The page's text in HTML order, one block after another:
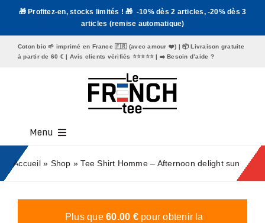
Passer🎁 Profitez-en, stocks limités ! 🎁 -10% dès 2 articles, -20% dès 3
articles (remise automatique)
Coton bio 🌱 imprimé en France 🇫🇷 (avec amour ❤️) | 📦 Livraison gratuite
à partir de 60 € | Avis clients vérifiés ⭐️⭐️⭐️⭐️⭐️ | ➡️Besoin d’aide ?
Menu
Tee Shirt Homme
Accueil» Shop »Tee Shirt Homme – Afternoon delight sun
Plus que60.00 €pour obtenir la